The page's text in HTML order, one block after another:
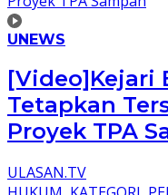
UNEWS
[Video]Kejari
Tetapkan
Proyek TPA
ULASAN.TV